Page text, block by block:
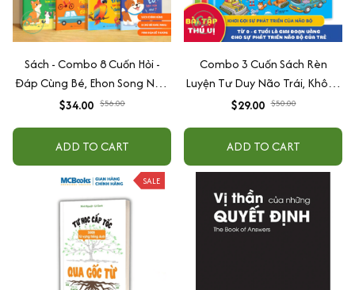
Sách - Combo 8 Cuốn Hỏi -
Đáp Cùng Bé, Ehon Song Ngữ
Việt - Anh - Dành Cho Bé Từ 0
$34.00 $56.00
ADD TO CART
Combo 3 Cuốn Sách Rèn
Luyện Tư Duy Não Trái, Không
Não Phải - Đánh Thức Tiềm
$29.00 $50.00
ADD TO CART
SALE